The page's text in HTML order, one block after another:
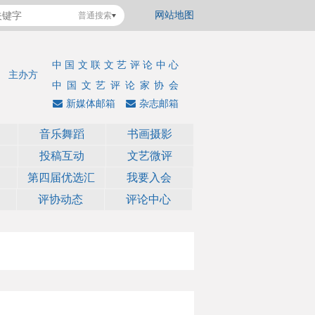
网站地图
普通搜索
中国文联文艺评论中心
中国文艺评论家协会
主办方
杂志邮箱
新媒体邮箱
音乐舞蹈
书画摄影
投稿互动
文艺微评
第四届优选汇
我要入会
评协动态
评论中心